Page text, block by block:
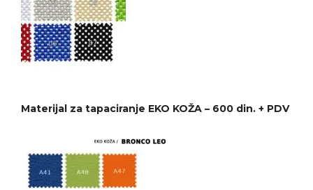
Materijal za tapaciranje EKO KOŽA – 600 din. + PDV